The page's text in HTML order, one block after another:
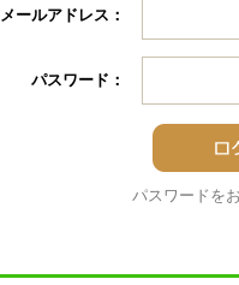
メールアドレス：
パスワード：
パスワードを